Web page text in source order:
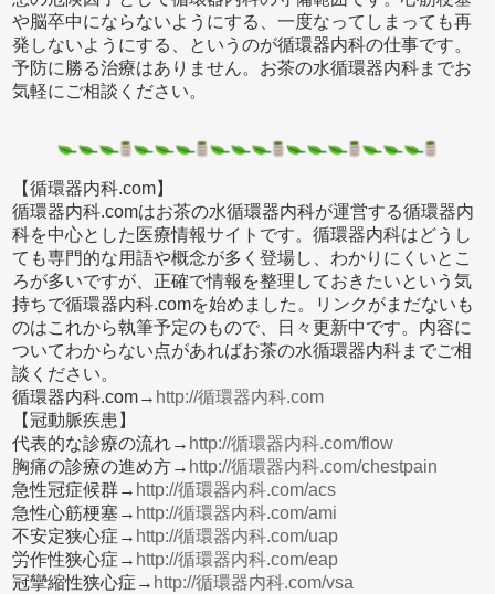
や脳卒中にならないようにする、一度なってしまっても再
発しないようにする、というのが循環器内科の仕事です。
予防に勝る治療はありません。お茶の水循環器内科までお
気軽にご相談ください。
【循環器内科.com】
循環器内科.comはお茶の水循環器内科が運営する循環器内
科を中心とした医療情報サイトです。循環器内科はどうし
ても専門的な用語や概念が多く登場し、わかりにくいとこ
ろが多いですが、正確で情報を整理しておきたいという気
持ちで循環器内科.comを始めました。リンクがまだないも
のはこれから執筆予定のもので、日々更新中です。内容に
ついてわからない点があればお茶の水循環器内科までご相
談ください。
循環器内科.com→ http://循環器内科.com
【冠動脈疾患】
代表的な診療の流れ→ http://循環器内科.com/flow
胸痛の診療の進め方→ http://循環器内科.com/chestpain
急性冠症候群→ http://循環器内科.com/acs
急性心筋梗塞→ http://循環器内科.com/ami
不安定狭心症→ http://循環器内科.com/uap
労作性狭心症→ http://循環器内科.com/eap
冠攣縮性狭心症→ http://循環器内科.com/vsa